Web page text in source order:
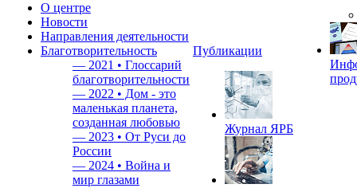
О центре
Новости
Направления деятельности
Благотворительность
— 2021 • Глоссарий
благотворительности
— 2022 • Дом - это
маленькая планета,
созданная любовью
— 2023 • От Руси до
России
— 2024 • Война и
мир глазами
Публикации
Журнал ЯРБ